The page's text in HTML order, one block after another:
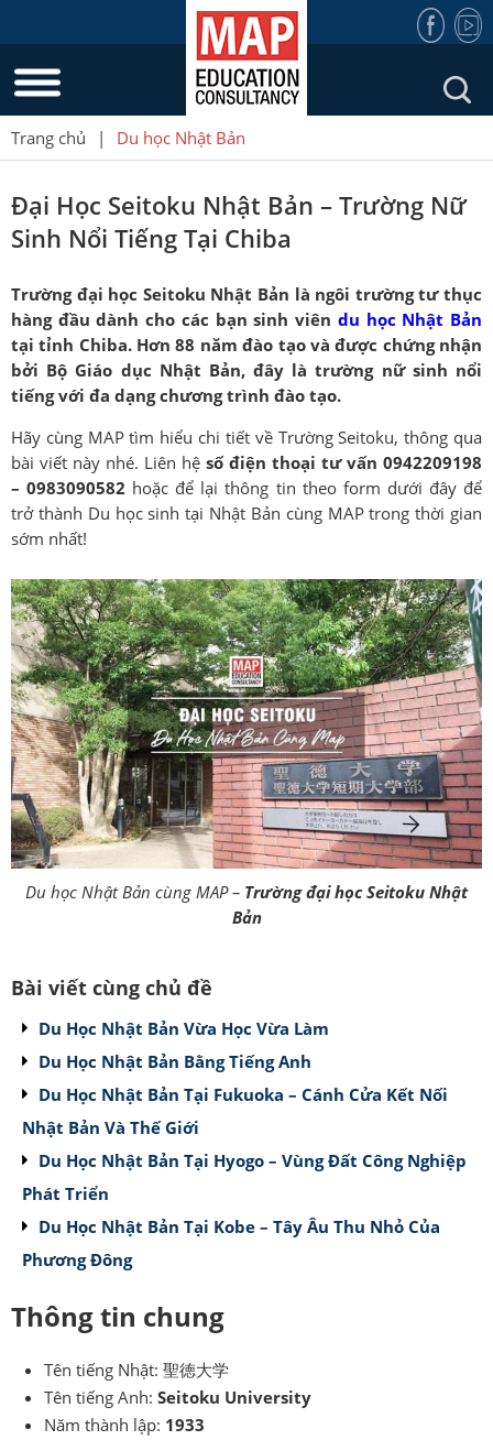
Trang chủ | Du học Nhật Bản
Đại Học Seitoku Nhật Bản – Trường Nữ
Sinh Nổi Tiếng Tại Chiba
Trường đại học Seitoku Nhật Bản là ngôi trường tư thục
hàng đầu dành cho các bạn sinh viên du học Nhật Bản
tại tỉnh Chiba. Hơn 88 năm đào tạo và được chứng nhận
bởi Bộ Giáo dục Nhật Bản, đây là trường nữ sinh nổi
tiếng với đa dạng chương trình đào tạo.
Hãy cùng MAP tìm hiểu chi tiết về Trường Seitoku, thông qua
bài viết này nhé. Liên hệ số điện thoại tư vấn 0942209198
– 0983090582 hoặc để lại thông tin theo form dưới đây để
trở thành Du học sinh tại Nhật Bản cùng MAP trong thời gian
sớm nhất!
Du học Nhật Bản cùng MAP – Trường đại học Seitoku Nhật
Bản
Bài viết cùng chủ đề
Du Học Nhật Bản Vừa Học Vừa Làm
Du Học Nhật Bản Bằng Tiếng Anh
Du Học Nhật Bản Tại Fukuoka – Cánh Cửa Kết Nối
Nhật Bản Và Thế Giới
Du Học Nhật Bản Tại Hyogo – Vùng Đất Công Nghiệp
Phát Triển
Du Học Nhật Bản Tại Kobe – Tây Âu Thu Nhỏ Của
Phương Đông
Thông tin chung
Tên tiếng Nhật: 聖徳大学
Tên tiếng Anh: Seitoku University
Năm thành lập: 1933